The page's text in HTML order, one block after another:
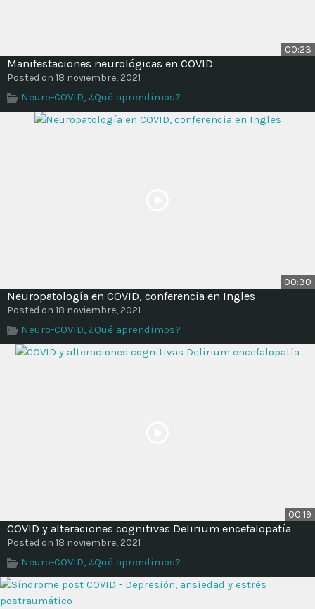
00:23
Manifestaciones neurológicas en COVID
Posted on 18 noviembre, 2021
Neuro-COVID, ¿Qué aprendimos?
00:30
Neuropatología en COVID, conferencia en Ingles
Posted on 18 noviembre, 2021
Neuro-COVID, ¿Qué aprendimos?
00:19
COVID y alteraciones cognitivas Delirium encefalopatía
Posted on 18 noviembre, 2021
Neuro-COVID, ¿Qué aprendimos?